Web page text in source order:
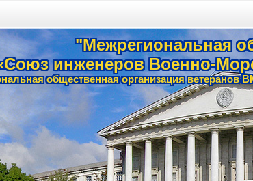
"Межрегиональная
инженеров Военно-
общественная организация